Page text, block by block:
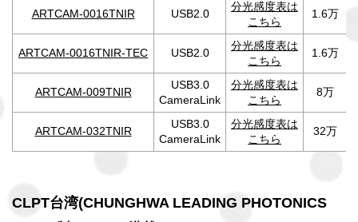
ARTCAM-0016TNIR USB2.0
分光感度表は
こちら
1.6万
ARTCAM-0016TNIR-TEC USB2.0
分光感度表は
こちら
1.6万
ARTCAM-009TNIR
USB3.0
CameraLink
分光感度表は
こちら
8万
ARTCAM-032TNIR
USB3.0
CameraLink
分光感度表は
こちら
32万
CLPT台湾(CHUNGHWA LEADING PHOTONICS